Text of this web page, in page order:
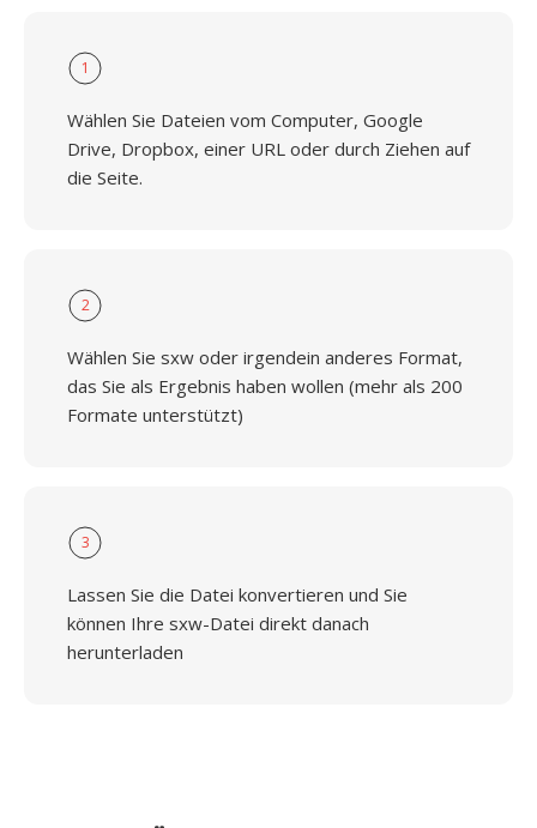
1
Wählen Sie Dateien vom Computer, Google
Drive, Dropbox, einer URL oder durch Ziehen auf
die Seite.
2
Wählen Sie sxw oder irgendein anderes Format,
das Sie als Ergebnis haben wollen (mehr als 200
Formate unterstützt)
3
Lassen Sie die Datei konvertieren und Sie
können Ihre sxw-Datei direkt danach
herunterladen